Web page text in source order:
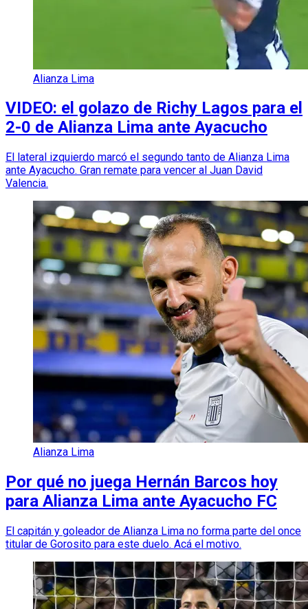
Alianza Lima
VIDEO: el golazo de Richy Lagos para el
2-0 de Alianza Lima ante Ayacucho
El lateral izquierdo marcó el segundo tanto de Alianza Lima
ante Ayacucho. Gran remate para vencer al Juan David
Valencia.
Alianza Lima
Por qué no juega Hernán Barcos hoy
para Alianza Lima ante Ayacucho FC
El capitán y goleador de Alianza Lima no forma parte del once
titular de Gorosito para este duelo. Acá el motivo.